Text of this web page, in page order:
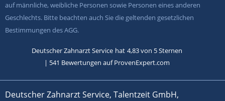
auf männliche, weibliche Personen sowie Personen eines anderen
Geschlechts. Bitte beachten auch Sie die geltenden gesetzlichen
Bestimmungen des AGG.
Deutscher Zahnarzt Service hat 4,83von 5Sternen
| 541 Bewertungen auf ProvenExpert.com
Deutscher Zahnarzt Service, Talentzeit GmbH,